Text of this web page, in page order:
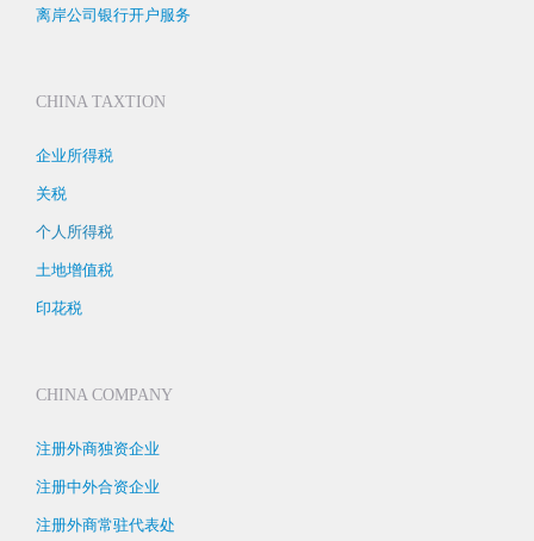
离岸公司银行开户服务
CHINA TAXTION
企业所得税
关税
个人所得税
土地增值税
印花税
CHINA COMPANY
注册外商独资企业
注册中外合资企业
注册外商常驻代表处